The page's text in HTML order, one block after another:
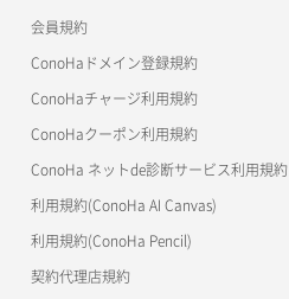
美雲このは徹底ガイド
会員規約
ConoHaドメイン登録規約
ConoHaチャージ利用規約
ConoHaクーポン利用規約
ConoHa ネットde診断サービス利用規約
利用規約(ConoHa AI Canvas)
利用規約(ConoHa Pencil)
契約代理店規約